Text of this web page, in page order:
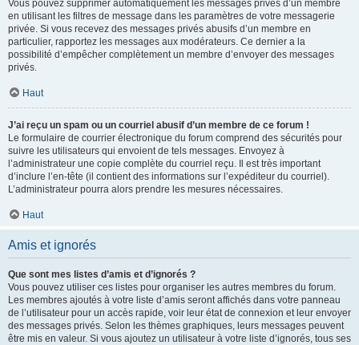
Vous pouvez supprimer automatiquement les messages privés d’un membre
en utilisant les filtres de message dans les paramètres de votre messagerie
privée. Si vous recevez des messages privés abusifs d’un membre en
particulier, rapportez les messages aux modérateurs. Ce dernier a la
possibilité d’empêcher complètement un membre d’envoyer des messages
privés.
Haut
J’ai reçu un spam ou un courriel abusif d’un membre de ce forum !
Le formulaire de courrier électronique du forum comprend des sécurités pour
suivre les utilisateurs qui envoient de tels messages. Envoyez à
l’administrateur une copie complète du courriel reçu. Il est très important
d’inclure l’en-tête (il contient des informations sur l’expéditeur du courriel).
L’administrateur pourra alors prendre les mesures nécessaires.
Haut
Amis et ignorés
Que sont mes listes d’amis et d’ignorés ?
Vous pouvez utiliser ces listes pour organiser les autres membres du forum.
Les membres ajoutés à votre liste d’amis seront affichés dans votre panneau
de l’utilisateur pour un accès rapide, voir leur état de connexion et leur envoyer
des messages privés. Selon les thèmes graphiques, leurs messages peuvent
être mis en valeur. Si vous ajoutez un utilisateur à votre liste d’ignorés, tous ses